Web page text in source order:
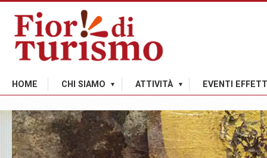
HOME CHI SIAMO ATTIVITÀ EVENTI